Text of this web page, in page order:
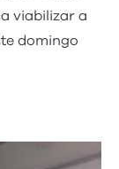
viabilizar a
domingo